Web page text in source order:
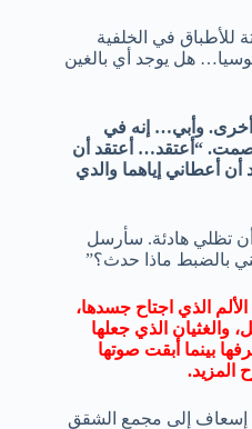
في الخلفية
هل يوجد أي بالغين
أخرى. وأبي… إنه في
صمت. “أعتقد… أعتقد أن
أعطاني إياهما والدي
أن تظلي هادئة. سأرسل
بالضبط ماذا حدث؟”
الذي اجتاح جسدها،
والغثيان الذي جعلها
بينما أبقت صوتها
المزيد.
إسعاف إلى مجمع الشقق